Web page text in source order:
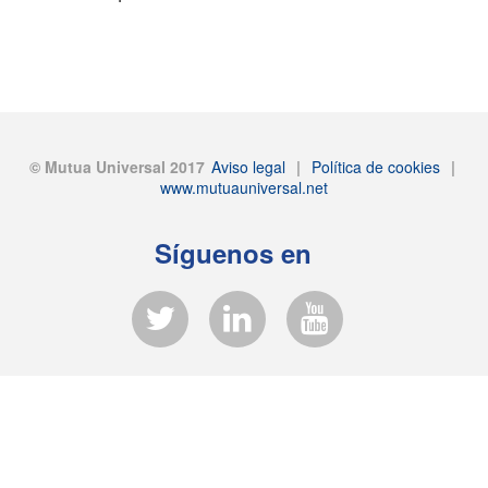
© Mutua Universal 2017 Aviso legal | Política de cookies |
www.mutuauniversal.net
Síguenos en